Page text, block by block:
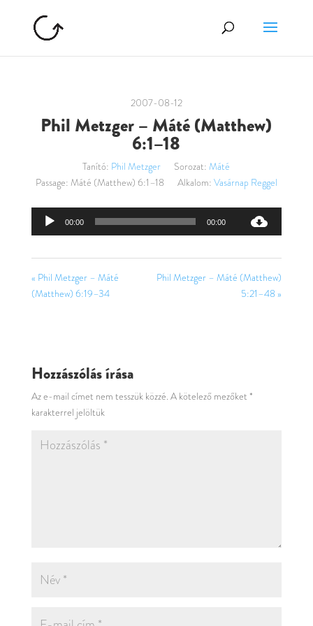
2007-08-12
Phil Metzger – Máté (Matthew)
6:1–18
Tanító: Phil Metzger Sorozat: Máté
Passage: Máté (Matthew) 6:1–18 Alkalom: Vasárnap Reggel
Audió
00:00 00:00
« Phil Metzger – Máté
(Matthew) 6:19–34
Phil Metzger – Máté (Matthew)
5:21–48 »
Hozzászólás írása
Az e-mail címet nem tesszük közzé. A kötelező mezőket *
karakterrel jelöltük